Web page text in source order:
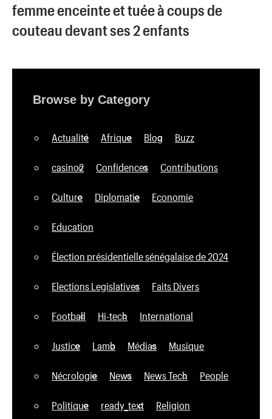
femme enceinte et tuée à coups de
couteau devant ses 2 enfants
Browse by Category
Actualité Afrique Blog Buzz
casino2 Confidences Contributions
Culture Diplomatie Economie
Education
Élection présidentielle sénégalaise de 2024
Elections Legislatives Faits Divers
Football Hi-tech International
Justice Lamb Médias Musique
Nécrologie News News Tech People
Politique ready_text Religion